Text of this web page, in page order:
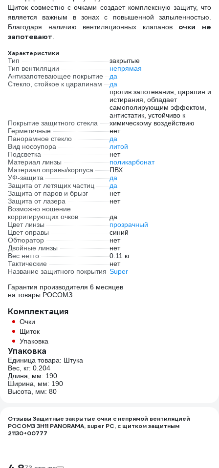
Щиток совместно с очками создает комплексную защиту, что
является важным в зонах с повышенной запыленностью.
Благодаря наличию вентиляционных клапанов очки не
запотевают
Характеристики
Тип
закрытые
Тип вентиляции
непрямая
Антизапотевающее покрытие
да
Стекло, стойкое к царапинам
да
Покрытие защитного стекла
против запотевания, царапин и
истирания, обладает
самополирующим эффектом,
антистатик, устойчиво к
химическому воздействию
Герметичные
нет
Панорамное стекло
да
Вид носоупора
литой
Подсветка
нет
Материал линзы
поликарбонат
Материал оправы/корпуса
ПВХ
УФ-защита
да
Защита от летящих частиц
да
Защита от паров и брызг
нет
Защита от лазера
нет
Возможно ношение
корригирующих очков
да
Цвет линзы
прозрачный
Цвет оправы
синий
Обтюратор
нет
Двойные линзы
нет
Вес нетто
0.11 кг
Тактические
нет
Название защитного покрытия Super
Гарантия производителя 6 месяцев
на товары РОСОМЗ
Комплектация
Очки
Щиток
Упаковка
Упаковка
Единица товара: Штука
Вес, кг: 0.204
Длина, мм: 190
Ширина, мм: 190
Высота, мм: 80
Отзывы Защитные закрытые очки с непрямой вентиляцией
РОСОМЗ ЗН11 PANORAMA, super PC, с щитком защитным
21130+00777